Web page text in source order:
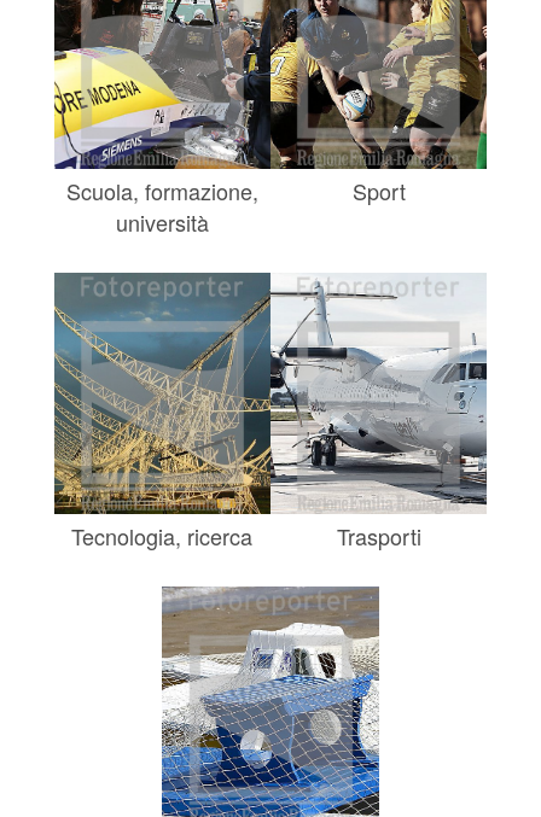
Scuola, formazione,
università
Sport
Tecnologia, ricerca Trasporti